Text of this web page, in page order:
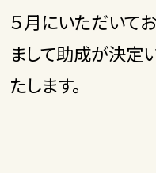
５月にいただいて
まして助成が決定
たします。